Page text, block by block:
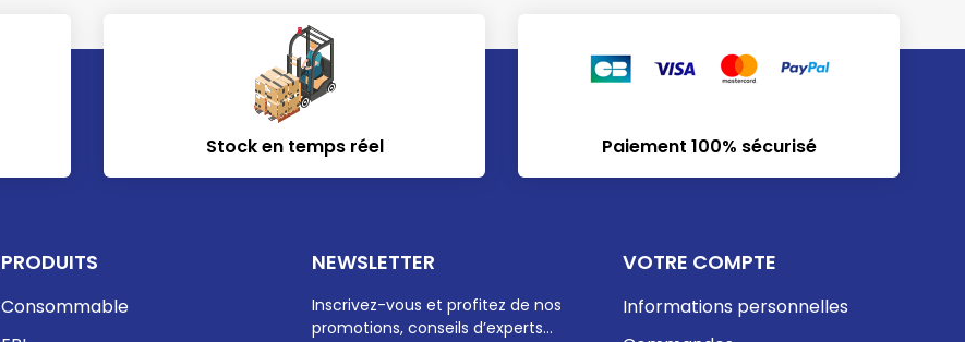
Stock en temps réel Paiement 100% sécurisé
PRODUITS
Consommable
NEWSLETTER
Inscrivez-vous et profitez de nos
promotions, conseils d’experts…
VOTRE COMPTE
Informations personnelles